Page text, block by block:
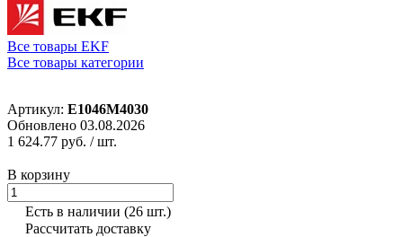
Все товары EKF
Все товары категории
Артикул: E1046M4030
Обновлено 03.08.2026
1 624.77 руб. / шт.
В корзину
Есть в наличии (26 шт.)
Рассчитать доставку